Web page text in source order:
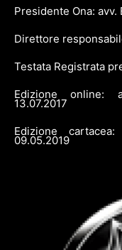
Presidente Ona: avv.
Direttore
Testata Registrata
Edizione online:
13.07.2017
Edizione
09.05.2019